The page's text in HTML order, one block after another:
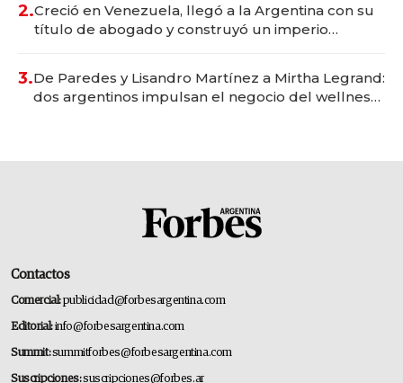
2.Creció en Venezuela, llegó a la Argentina con su
título de abogado y construyó un imperio
3.De Paredes y Lisandro Martínez a Mirtha Legrand:
dos argentinos impulsan el negocio del wellness
Contactos
Comercial:publicidad@forbesargentina.com
Editorial:info@forbesargentina.com
Summit:summitforbes@forbesargentina.com
Suscripciones:suscripciones@forbes.ar